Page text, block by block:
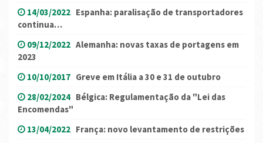
14/03/2022 Espanha: paralisação de transportadores
continua…
09/12/2022 Alemanha: novas taxas de portagens em
2023
10/10/2017 Greve em Itália a 30 e 31 de outubro
28/02/2024 Bélgica: Regulamentação da "Lei das
Encomendas"
13/04/2022 França: novo levantamento de restrições